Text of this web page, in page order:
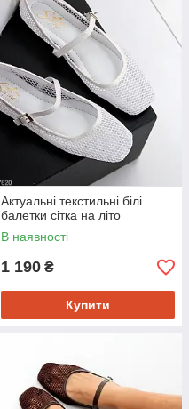
Актуальні текстильні білі
балетки сітка на літо
В наявності
1 190 ₴
Купити